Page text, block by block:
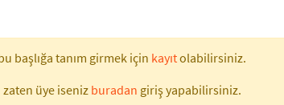
başlığa tanım girmek için kayıtolabilirsiniz.
zaten üye iseniz buradan giriş yapabilirsiniz.